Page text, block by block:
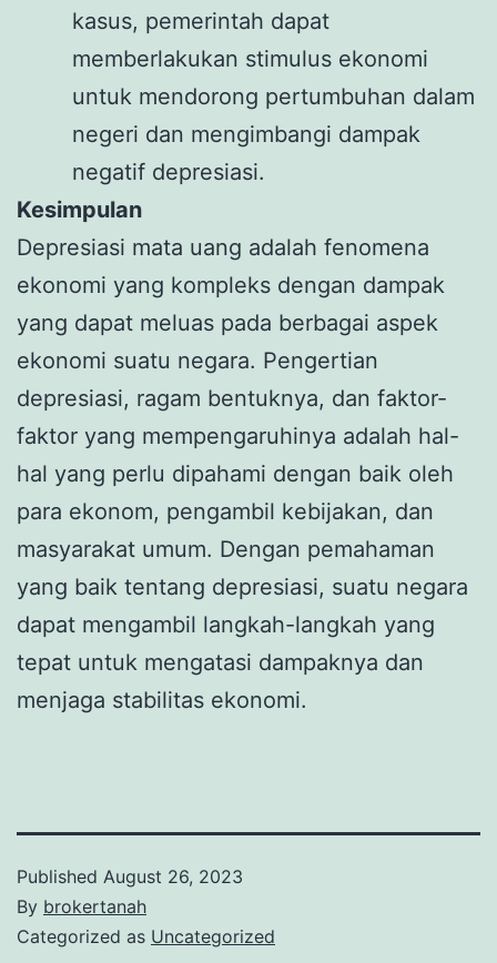
kasus, pemerintah dapat
memberlakukan stimulus ekonomi
untuk mendorong pertumbuhan dalam
negeri dan mengimbangi dampak
negatif depresiasi.
Kesimpulan
Depresiasi mata uang adalah fenomena
ekonomi yang kompleks dengan dampak
yang dapat meluas pada berbagai aspek
ekonomi suatu negara. Pengertian
depresiasi, ragam bentuknya, dan faktor-
faktor yang mempengaruhinya adalah hal-
hal yang perlu dipahami dengan baik oleh
para ekonom, pengambil kebijakan, dan
masyarakat umum. Dengan pemahaman
yang baik tentang depresiasi, suatu negara
dapat mengambil langkah-langkah yang
tepat untuk mengatasi dampaknya dan
menjaga stabilitas ekonomi.
Published August 26, 2023
By brokertanah
Categorized as Uncategorized